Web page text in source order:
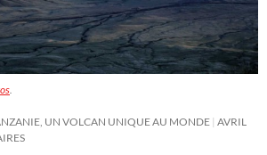
.
UN VOLCAN UNIQUE AU MONDE AVRIL